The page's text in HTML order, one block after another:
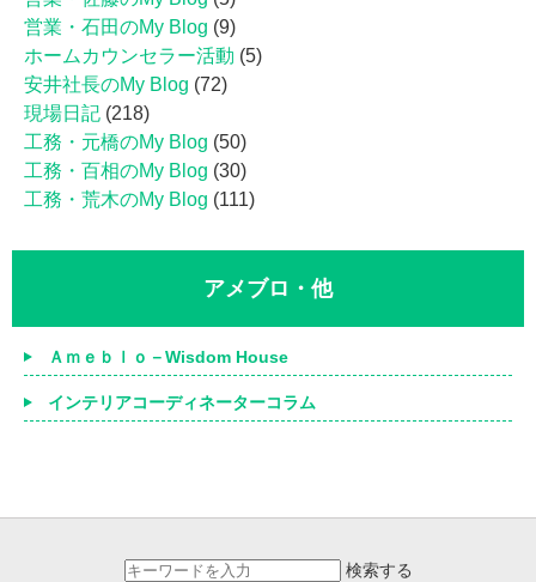
営業・石田のMy Blog (9)
ホームカウンセラー活動 (5)
安井社長のMy Blog (72)
現場日記 (218)
工務・元橋のMy Blog (50)
工務・百相のMy Blog (30)
工務・荒木のMy Blog (111)
アメブロ・他
Ａｍｅｂｌｏ－Wisdom House
インテリアコーディネーターコラム
検索する